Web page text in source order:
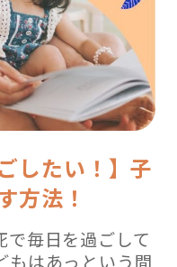
したい！】子
方法！
で毎日を過ごして
もはあっという間